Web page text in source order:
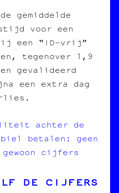
gemiddelde
voor een
een “ID‑vrij”
tegenover 1,9
gevalideerd
een extra dag
achter de
betalen: geen
cijfers
DE CIJFERS